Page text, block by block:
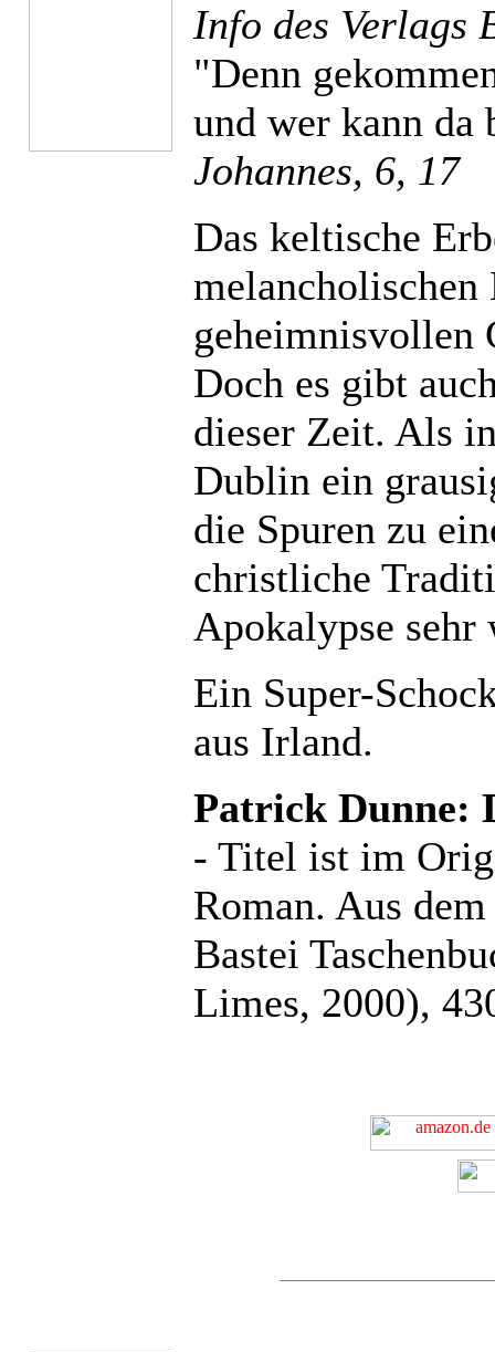
Info des Verlags
"Denn
und wer kann da
Johannes, 6, 17
Das keltische
melancholischen
geheimnisvollen
Doch es gibt
dieser Zeit. Als
Dublin ein
die Spuren zu
christliche
Apokalypse
Ein Super-
aus Irland.
Patrick Dunne:
- Titel ist im
Roman. Aus
Bastei
Limes, 2000),